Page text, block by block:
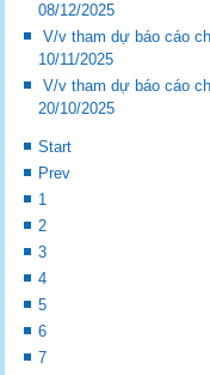
08/12/2025
V/v tham dự báo cáo
10/11/2025
V/v tham dự báo cáo
20/10/2025
Start
Prev
1
2
3
4
5
6
7